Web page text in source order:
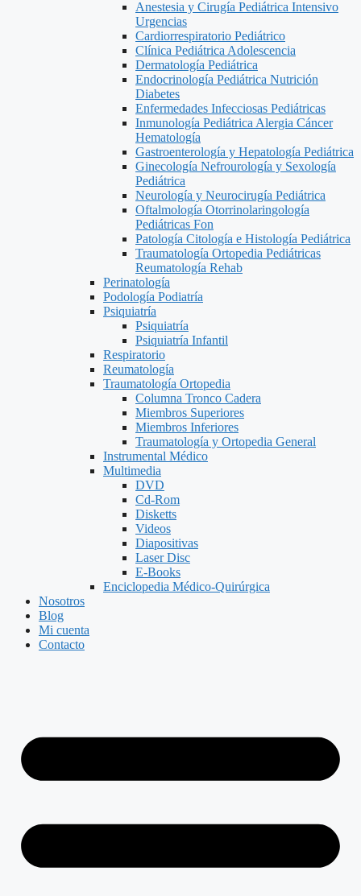
Anestesia y Cirugía Pediátrica Intensivo
Urgencias
Cardiorrespiratorio Pediátrico
Clínica Pediátrica Adolescencia
Dermatología Pediátrica
Endocrinología Pediátrica Nutrición
Diabetes
Enfermedades Infecciosas Pediátricas
Inmunología Pediátrica Alergia Cáncer
Hematología
Gastroenterología y Hepatología Pediátrica
Ginecología Nefrourología y Sexología
Pediátrica
Neurología y Neurocirugía Pediátrica
Oftalmología Otorrinolaringología
Pediátricas Fon
Patología Citología e Histología Pediátrica
Traumatología Ortopedia Pediátricas
Reumatología Rehab
Perinatología
Podología Podiatría
Psiquiatría
Psiquiatría
Psiquiatría Infantil
Respiratorio
Reumatología
Traumatología Ortopedia
Columna Tronco Cadera
Miembros Superiores
Miembros Inferiores
Traumatología y Ortopedia General
Instrumental Médico
Multimedia
DVD
Cd-Rom
Disketts
Videos
Diapositivas
Laser Disc
E-Books
Enciclopedia Médico-Quirúrgica
Nosotros
Blog
Mi cuenta
Contacto